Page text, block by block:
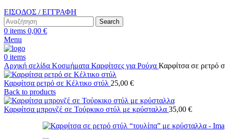
ΕΙΣΟΔΟΣ / ΕΓΓΡΑΦΗ
Search
0 items 0,00 €
Menu
0 items
Αρχική σελίδα Κοσμήματα Καρφίτσες για Ρούχα Καρφίτσα σε ρετρό
Καρφίτσα ρετρό σε Κέλτικο στύλ 25,00 €
Back to products
Καρφίτσα μπρονζέ σε Τούρκικο στύλ με κρύσταλλα 35,00 €